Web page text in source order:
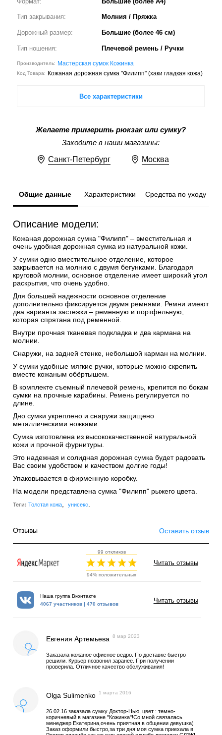
Тип закрывания: Молния / Пряжка
Дорожный размер: Большие (более 46 см)
Тип ношения: Плечевой ремень / Ручки
Производитель: Мастерская сумок Кожинка
Код Товара: Кожаная дорожная сумка "Филипп" (хаки гладкая кожа)
Все характеристики
Желаете примерить рюкзак или сумку?
Заходите в наши магазины:
Санкт-Петербург Москва
Общие данные Характеристики Средства по уходу
Описание модели:
Кожаная дорожная сумка "Филипп" – вместительная и
очень удобная дорожная сумка из натуральной кожи.
У сумки одно вместительное отделение, которое
закрывается на молнию с двумя бегунками. Благодаря
круговой молнии, основное отделение имеет широкий угол
раскрытия, что очень удобно.
Для большей надежности основное отделение
дополнительно фиксируется двумя ремнями. Ремни имеют
два варианта застежки – ременную и портфельную,
которая спрятана под ременной.
Внутри прочная тканевая подкладка и два кармана на
молнии.
Снаружи, на задней стенке, небольшой карман на молнии.
У сумки удобные мягкие ручки, которые можно скрепить
вместе кожаным обёртышем.
В комплекте съемный плечевой ремень, крепится по бокам
сумки на прочные карабины. Ремень регулируется по
длине.
Дно сумки укреплено и снаружи защищено
металлическими ножками.
Сумка изготовлена из высококачественной натуральной
кожи и прочной фурнитуры.
Это надежная и солидная дорожная сумка будет радовать
Вас своим удобством и качеством долгие годы!
Упаковывается в фирменную коробку.
На модели представлена сумка "Филипп" рыжего цвета.
Теги: Толстая кожа унисекс
Отзывы Оставить отзыв
99 откликов
94% положительных
Читать отзывы
Наша группа Вконтакте
4067 участников | 470 отзывов
Читать отзывы
Евгения Артемьева 8 мар 2023
Заказала кожаное офисное ведро. По доставке быстро
решили. Курьер позвонил заранее. При получении
проверила. Отличное качество обслуживания!
Olga Sulimenko 1 марта 2016
26.02.16 заказала сумку Доктор-Нью, цвет : темно-
коричневый в магазине "Кожинка"!Со мной связалась
менеджер Екатерина,очень приятная в общении девушка)
Заказ оформили быстро,за три дня моя сумка приехала в